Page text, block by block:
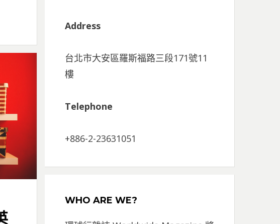
Address
台北市大安區羅斯福路三段171號11
樓
Telephone
+886-2-23631051
WHO ARE WE?